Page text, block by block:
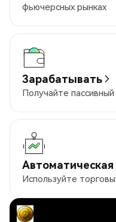
фьючерсных рынках
Зарабатывать
Получайте
Автоматическая
Используйте